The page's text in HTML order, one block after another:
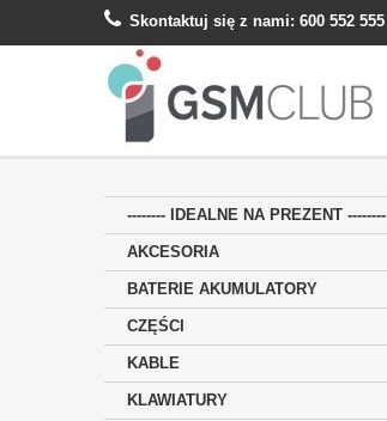
Skontaktuj się z nami: 600 552 555
-------- IDEALNE NA PREZENT --------
AKCESORIA
BATERIE AKUMULATORY
CZĘŚCI
KABLE
KLAWIATURY